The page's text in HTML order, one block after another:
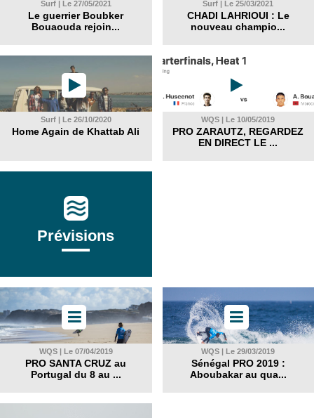
Surf | Le 27/05/2021
Le guerrier Boubker
Bouaouda rejoin...
Surf | Le 25/03/2021
CHADI LAHRIOUI : Le
nouveau champio...
Surf | Le 26/10/2020
Home Again de Khattab Ali
WQS | Le 10/05/2019
PRO ZARAUTZ, REGARDEZ
EN DIRECT LE ...
Prévisions
WQS | Le 07/04/2019
PRO SANTA CRUZ au
Portugal du 8 au ...
WQS | Le 29/03/2019
Sénégal PRO 2019 :
Aboubakar au qua...